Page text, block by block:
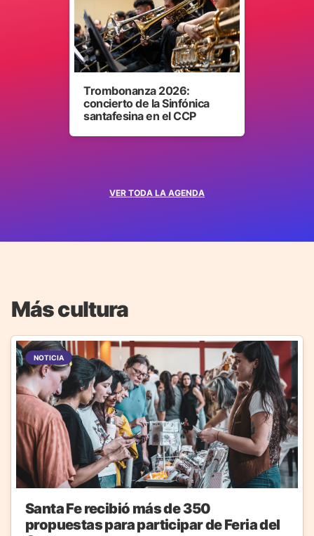
VER TODA LA AGENDA
Trombonanza 2026:
concierto de la Sinfónica
santafesina en el CCP
Más cultura
NOTICIA
Santa Fe recibió más de 350
propuestas para participar de Feria del